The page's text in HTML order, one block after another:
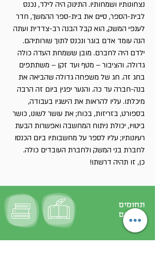
נצחונותיו ושמחותיו. התינוק היה לילד, נכנס
לבית-הספר, סיים את בית-ספר ההמשך, חדר
לענפי המשק, הוא קבל הבנה רב-צדדית ועתה
הנה עומד אדם בוגר ונכנס לתוך שורותיהם.
ילדם היה לחברם. מובן ששמחת העדה כולה
גדולה. והציבור – מטף ועד זקן – משתתפים
בחג זה. חג של משפחה גדולה שהביאה את
בנה-חברה עד כה. והנער יפגין ביום זה הרבה
מיכלתו. עליו להראות את הישגיו בעבודה,
בספורט, בזריזות, בכוח; את עושר לשונו, כושר
ביטויו, יכולת ניתוח המחשבה ואפשרות הבעת
רעיונותיו; עליו לספר על מחשבותיו ביום הכנסו
לחברת בני המשק ולחברת העובדים כולה.
כן, זו תהיה דרשתו!
תחומים
נוספים